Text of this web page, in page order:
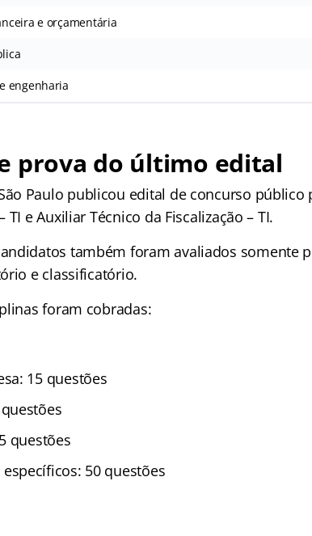
e orçamentária
engenharia
prova do último edital
Paulo publicou edital de concurso público
TI e Auxiliar Técnico da Fiscalização – TI.
também foram avaliados somente
e classificatório.
foram cobradas:
15 questões
questões
50 questões